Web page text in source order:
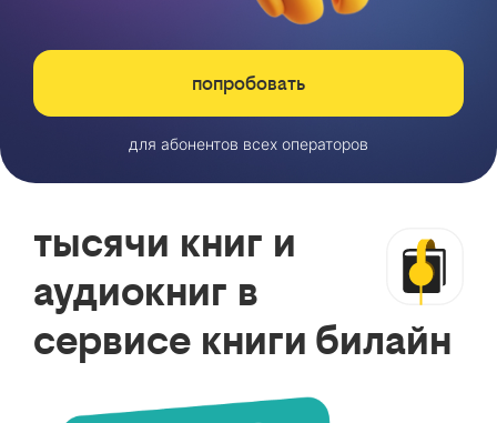
попробовать
для абонентов всех операторов
тысячи книг и
аудиокниг в
сервисе книги билайн